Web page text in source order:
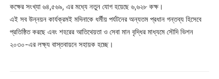
কক্ষের সংখ্যা ৬৪,৫৬৯, এর মধ্যে নতুন যোগ হয়েছে ৬,৬২৮ কক্ষ।
এই সব উন্নয়ন কার্যক্রমই মদিনাকে ধর্মীয় পর্যটনের অন্যতম প্রধান গন্তব্য হিসেবে
প্রতিষ্ঠিত করছে এবং শহরের আতিথেয়তা ও সেবা মান বৃদ্ধির মাধ্যমে সৌদি ভিশন
২০৩০-এর লক্ষ্য বাস্তবায়নে সহায়ক হচ্ছে।